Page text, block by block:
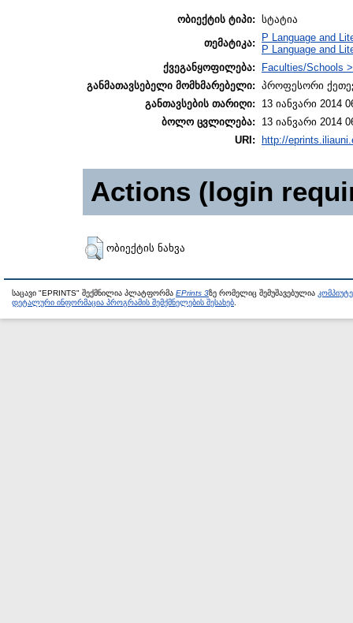
ობიექტის ტიპი: სტატია
თემატიკა:
P Language and
P Language and
ქვეგანყოფილება:
Faculties/Schools
განმათავსებელი მომხმარებელი: პროფესორი
განთავსების თარიღი:
13 იანვარი 2014
ბოლო ცვლილება:
13 იანვარი 2014
URI:
http://
Actions (login
ობიექტის ნახვა
საცავი "EPRINTS" შექმნილია პლატფორმა EPrints 3ზე რომელიც შემუშავებულია
დეტალური ინფორმაცია პროგრამის შემქმნელების შესახებ